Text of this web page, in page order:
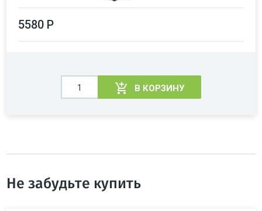
5580 Р
В КОРЗИНУ
Не забудьте купить